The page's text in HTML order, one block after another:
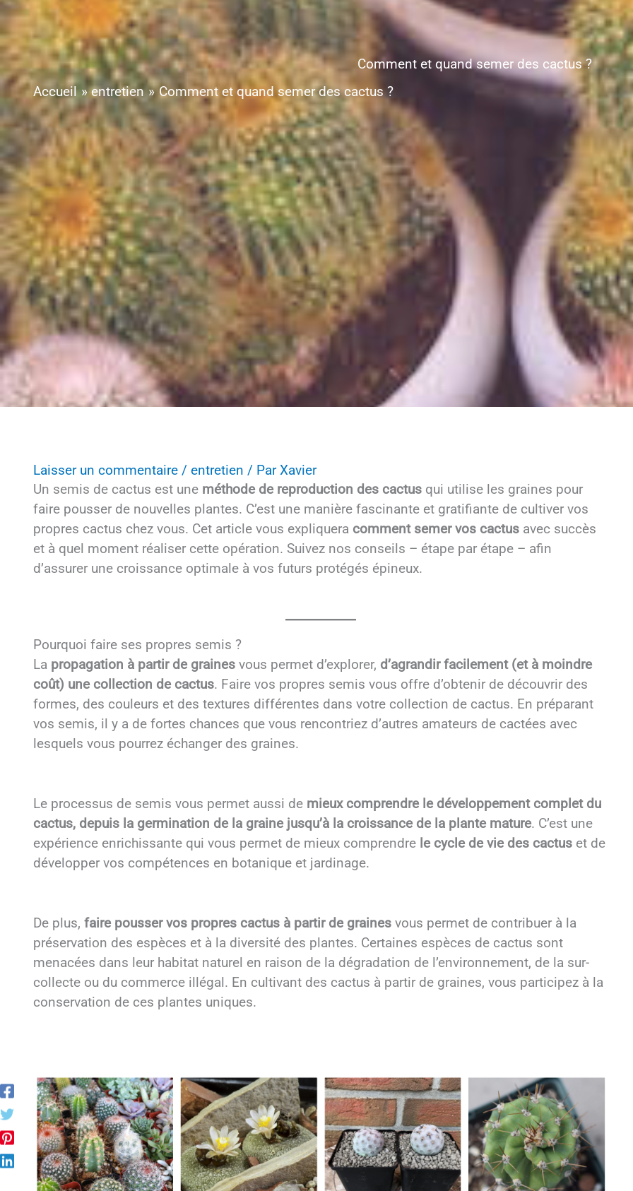
Comment et quand semer des cactus ?
Accueil
entretien Comment et quand semer des cactus ?
Laisser un commentaire / entretien / ParXavier
Un semis de cactus est une méthode de reproduction des cactus qui utilise les graines pour
faire pousser de nouvelles plantes. C’est une manière fascinante et gratifiante de cultiver vos
propres cactus chez vous. Cet article vous expliquera comment semer vos cactus avec succès
et à quel moment réaliser cette opération. Suivez nos conseils – étape par étape – afin
d’assurer une croissance optimale à vos futurs protégés épineux.
Pourquoi faire ses propres semis ?
La propagation à partir de graines vous permet d’explorer, d’agrandir facilement (et à moindre
coût) une collection de cactus. Faire vos propres semis vous offre d’obtenir de découvrir des
formes, des couleurs et des textures différentes dans votre collection de cactus. En préparant
vos semis, il y a de fortes chances que vous rencontriez d’autres amateurs de cactées avec
lesquels vous pourrez échanger des graines.
Le processus de semis vous permet aussi de mieux comprendre le développement complet du
cactus, depuis la germination de la graine jusqu’à la croissance de la plante mature. C’est une
expérience enrichissante qui vous permet de mieux comprendre le cycle de vie des cactus et de
développer vos compétences en botanique et jardinage.
De plus, faire pousser vos propres cactus à partir de graines vous permet de contribuer à la
préservation des espèces et à la diversité des plantes. Certaines espèces de cactus sont
menacées dans leur habitat naturel en raison de la dégradation de l’environnement, de la sur-
collecte ou du commerce illégal. En cultivant des cactus à partir de graines, vous participez à la
conservation de ces plantes uniques.